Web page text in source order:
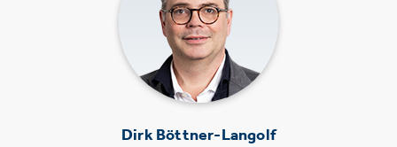
Dirk Böttner-Langolf